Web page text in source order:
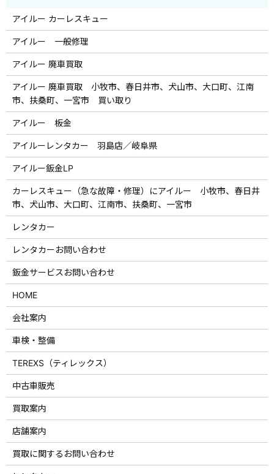
アイルー カーレスキュー
アイルー 一般修理
アイルー 廃車買取
アイルー 廃車買取 小牧市、春日井市、犬山市、大口町、江南
市、扶桑町、一宮市 買い取り
アイルー 板金
アイルーレンタカー 羽島店／岐阜県
アイルー鈑金LP
カーレスキュー（急な故障・修理）にアイルー 小牧市、春日井
市、犬山市、大口町、江南市、扶桑町、一宮市
レンタカー
レンタカーお問い合わせ
鈑金サービスお問い合わせ
HOME
会社案内
車検・整備
TEREXS（ティレックス）
中古車販売
買取案内
店舗案内
買取に関するお問い合わせ